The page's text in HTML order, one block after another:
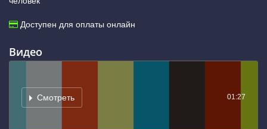
Доступен для оплаты онлайн
Видео
Смотреть 01:27